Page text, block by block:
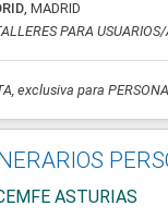
,MADRID
PARA
exclusiva para
ASTURIAS